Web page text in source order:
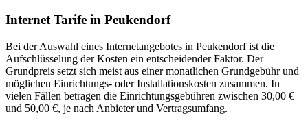
Internet Tarife in Peukendorf
Bei der Auswahl eines Internetangebotes in Peukendorf ist die
Aufschlüsselung der Kosten ein entscheidender Faktor. Der
Grundpreis setzt sich meist aus einer monatlichen Grundgebühr und
möglichen Einrichtungs- oder Installationskosten zusammen. In
vielen Fällen betragen die Einrichtungsgebühren zwischen 30,00 €
und 50,00 €, je nach Anbieter und Vertragsumfang.